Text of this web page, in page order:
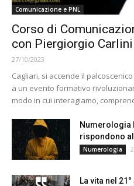
Comunicazione e PNL
Corso di
con Piergiorgio Carlini
27/10/2023
Cagliari, si accende il
a un evento formativo
modo in cui interagiamo,
Numerologia
rispondono
Numerologia
La vita nel